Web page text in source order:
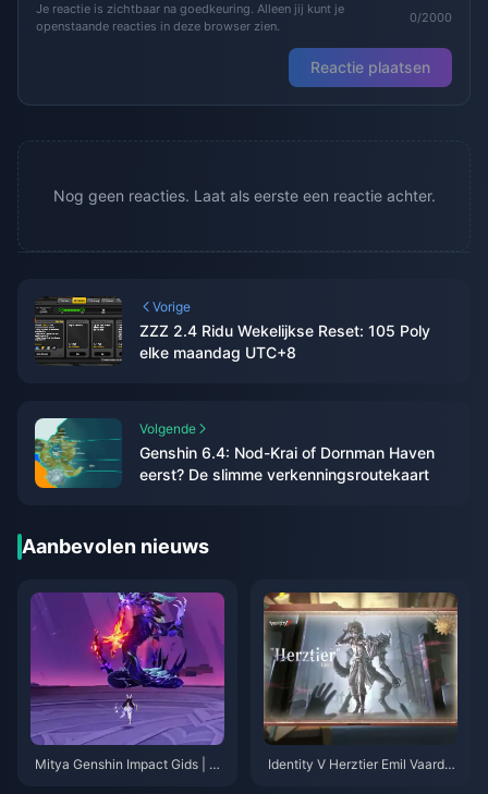
Je reactie is zichtbaar na goedkeuring. Alleen jij kunt je
openstaande reacties in deze browser zien.
0/2000
Reactie plaatsen
Nog geen reacties. Laat als eerste een reactie achter.
Vorige
ZZZ 2.4 Ridu Wekelijkse Reset: 105 Poly
elke maandag UTC+8
Volgende
Genshin 6.4: Nod-Krai of Dornman Haven
eerst? De slimme verkenningsroutekaart
Aanbevolen nieuws
Mitya Genshin Impact Gids | A
Identity V Herztier Emil Vaardig